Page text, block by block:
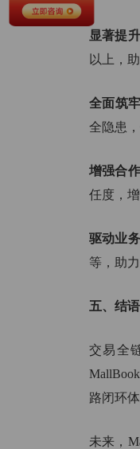
显著提
以上，
全面筑
全隐患
增强合
任度，
驱动业
等，助
五、结语
交易全
路闭环
未来，